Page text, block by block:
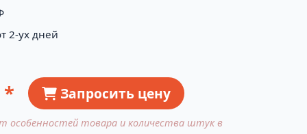
2-ух дней
* Запросить цену
особенностей товара и количества штук в